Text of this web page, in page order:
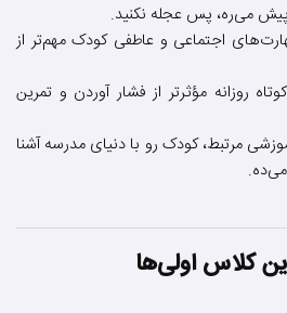
می‌ره، پس عجله نکنید.
اجتماعی و عاطفی کودک مهم‌تر از
روزانه مؤثرتر از فشار آوردن و تمرین
مرتبط، کودک رو با دنیای مدرسه آشنا
کلاس اولی‌ها